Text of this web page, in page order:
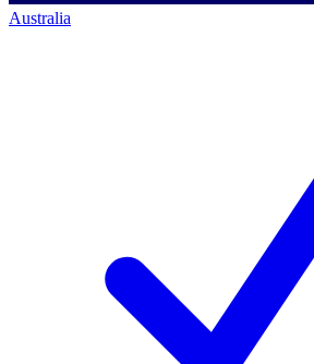
Australia